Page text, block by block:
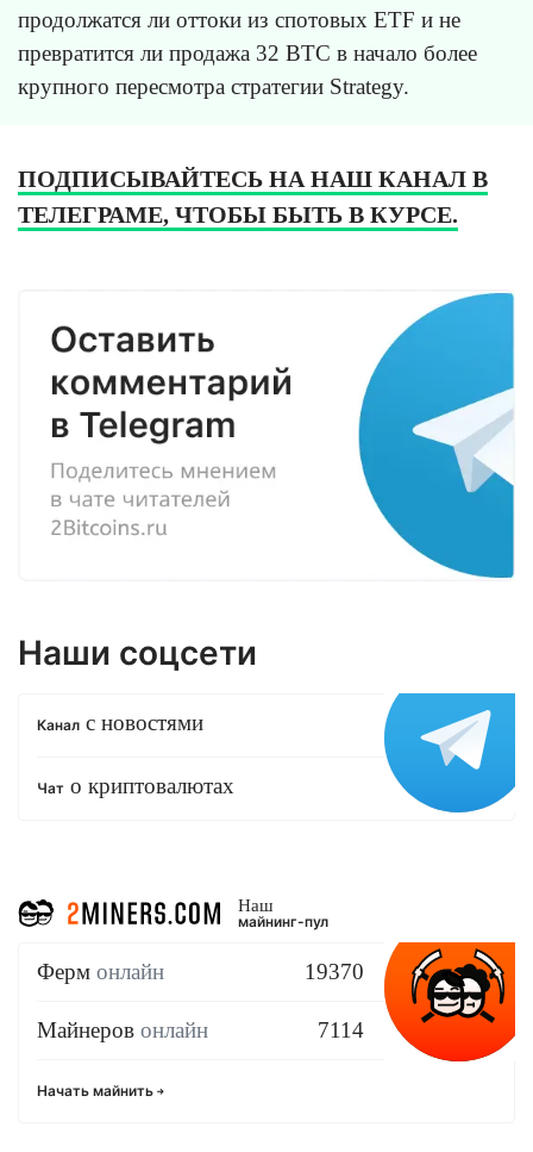
продолжатся ли оттоки из спотовых ETF и не
превратится ли продажа 32 BTC в начало более
крупного пересмотра стратегии Strategy.
ПОДПИСЫВАЙТЕСЬ НА НАШ КАНАЛ В
ТЕЛЕГРАМЕ, ЧТОБЫ БЫТЬ В КУРСЕ.
Наши соцсети
Канал с новостями
Чат о криптовалютах
Наш
майнинг-пул
Ферм онлайн 19370
Майнеров онлайн 7114
Начать майнить